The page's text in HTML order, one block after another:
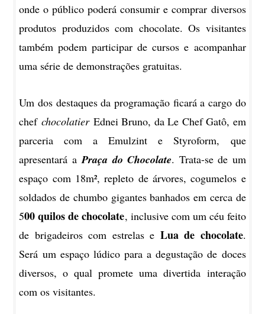
onde o público poderá consumir e comprar diversos
produtos produzidos com chocolate. Os visitantes
também podem participar de cursos e acompanhar
uma série de demonstrações gratuitas.
Um dos destaques da programação ficará a cargo do
chef chocolatierEdnei Bruno, da Le Chef Gatô, em
parceria com a Emulzint e Styroform, que
apresentará aPraça do Chocolate. Trata-se de um
espaço com 18m², repleto de árvores, cogumelos e
soldados de chumbo gigantes banhados em cerca de
500 quilos de chocolate, inclusive com um céu feito
de brigadeiros com estrelas e Lua de chocolate.
Será um espaço lúdico para a degustação de doces
diversos, o qual promete uma divertida interação
com os visitantes.